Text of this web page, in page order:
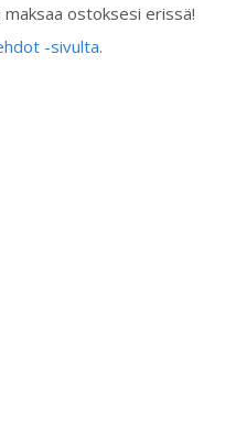
ostoksesi erissä!
-sivulta.